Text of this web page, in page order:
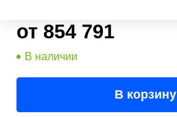
от 854 791
В наличии
В корзину